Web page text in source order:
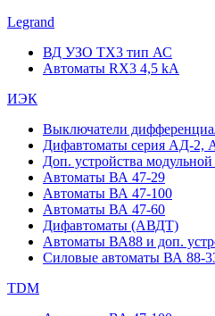
Legrand
ВД УЗО TX3 тип АС
Автоматы RX3 4,5 kA
ИЭК
Выключатели
Дифавтоматы серия АД-
Доп. устройства модульной
Автоматы ВА 47-29
Автоматы ВА 47-100
Автоматы ВА 47-60
Дифавтоматы (АВДТ)
Автоматы ВА88 и доп.
Силовые автоматы ВА 88-
TDM